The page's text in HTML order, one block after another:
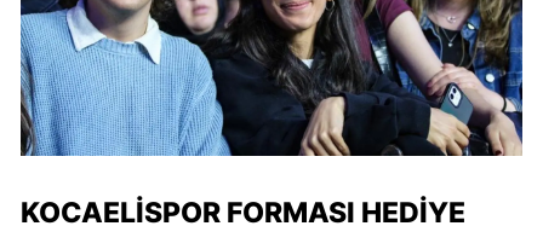
KOCAELISPOR FORMASI HEDIYE